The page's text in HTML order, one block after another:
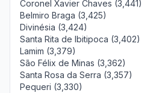
Coronel Xavier Chaves (3,441)
Belmiro Braga (3,425)
Divinésia (3,424)
Santa Rita de Ibitipoca (3,402)
Lamim (3,379)
São Félix de Minas (3,362)
Santa Rosa da Serra (3,357)
Pequeri (3,330)